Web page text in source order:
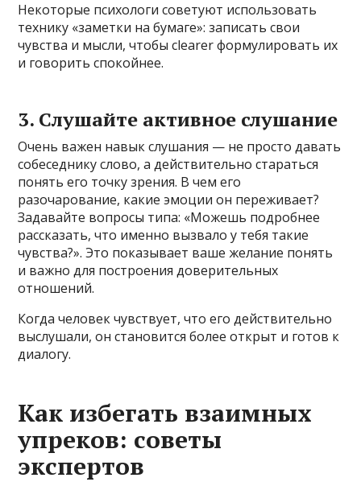
Некоторые психологи советуют использовать
технику «заметки на бумаге»: записать свои
чувства и мысли, чтобы clearer формулировать их
и говорить спокойнее.
3. Слушайте активное слушание
Очень важен навык слушания — не просто давать
собеседнику слово, а действительно стараться
понять его точку зрения. В чем его
разочарование, какие эмоции он переживает?
Задавайте вопросы типа: «Можешь подробнее
рассказать, что именно вызвало у тебя такие
чувства?». Это показывает ваше желание понять
и важно для построения доверительных
отношений.
Когда человек чувствует, что его действительно
выслушали, он становится более открыт и готов к
диалогу.
Как избегать взаимных
упреков: советы
экспертов